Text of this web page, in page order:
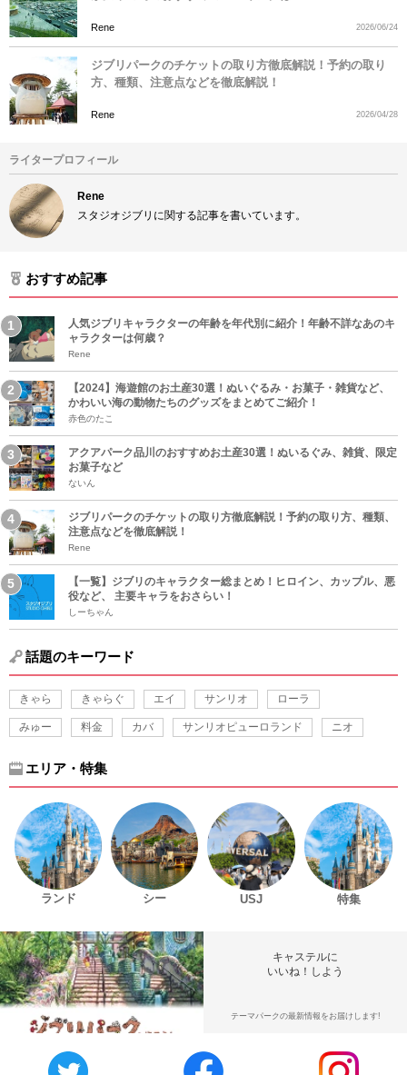
Rene 2026/06/24
ジブリパークのチケットの取り方徹底解説！予約の取り
方、種類、注意点などを徹底解説！
Rene 2026/04/28
ライタープロフィール
Rene
スタジオジブリに関する記事を書いています。
おすすめ記事
人気ジブリキャラクターの年齢を年代別に紹介！年齢不詳なあのキ
ャラクターは何歳？
Rene
【2024】海遊館のお土産30選！ぬいぐるみ・お菓子・雑貨など、
かわいい海の動物たちのグッズをまとめてご紹介！
赤色のたこ
アクアパーク品川のおすすめお土産30選！ぬいるぐみ、雑貨、限定
お菓子など
ないん
ジブリパークのチケットの取り方徹底解説！予約の取り方、種類、
注意点などを徹底解説！
Rene
【一覧】ジブリのキャラクター総まとめ！ヒロイン、カップル、悪
役など、 主要キャラをおさらい！
しーちゃん
話題のキーワード
きゃら きゃらぐ エイ サンリオ ローラ
みゅー 料金 カバ サンリオピューロランド ニオ
エリア・特集
ランド シー USJ 特集
キャステルに
いいね！しよう
テーマパークの最新情報をお届けします!